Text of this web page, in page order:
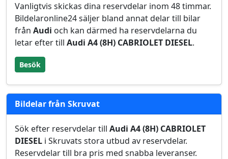
Vanligtvis skickas dina reservdelar inom 48 timmar.
Bildelaronline24 säljer bland annat delar till bilar
från Audi och kan därmed ha reservdelarna du
letar efter till Audi A4 (8H) CABRIOLET DIESEL.
Besök
Bildelar från Skruvat
Sök efter reservdelar till Audi A4 (8H) CABRIOLET
DIESEL i Skruvats stora utbud av reservdelar.
Reservdelar till bra pris med snabba leveranser.